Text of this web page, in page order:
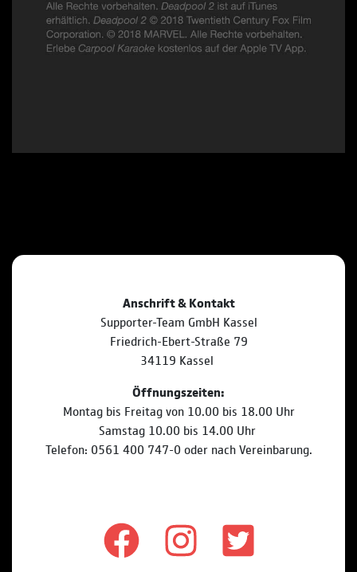
Anschrift & Kontakt
Supporter-Team GmbH Kassel
Friedrich-Ebert-Straße 79
34119 Kassel
Öffnungszeiten:
Montag bis Freitag von 10.00 bis 18.00 Uhr
Samstag 10.00 bis 14.00 Uhr
Telefon: 0561 400 747-0 oder nach Vereinbarung.